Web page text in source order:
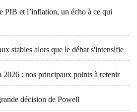
PIB et l’inflation, un écho à ce qui
stables alors que le débat s'intensifie
: nos principaux points à retenir
décision de Powell